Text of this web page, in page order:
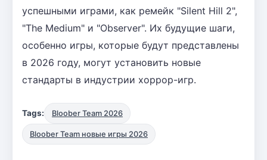
успешными играми, как ремейк "Silent Hill 2",
"The Medium" и "Observer". Их будущие шаги,
особенно игры, которые будут представлены
в 2026 году, могут установить новые
стандарты в индустрии хоррор-игр.
Tags: Bloober Team 2026
Bloober Team новые игры 2026